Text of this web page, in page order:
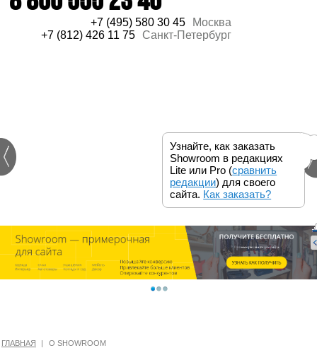
Узнайте, как заказать
Showroom в редакциях
Lite или Pro (сравнить
редакции) для своего
сайта. Как заказать?
+7 (495) 580 30 45
Москва
+7 (812) 426 11 75
Санкт-Петербург
ГЛАВНАЯ О SHOWROOM